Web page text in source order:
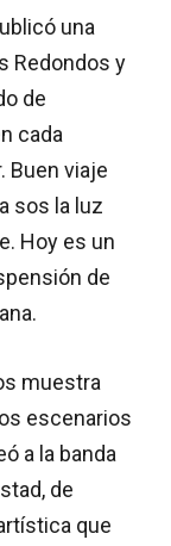
una
Redondos y
de
cada
Buen viaje
sos la luz
Hoy es un
de
muestra
escenarios
a la banda
de
que